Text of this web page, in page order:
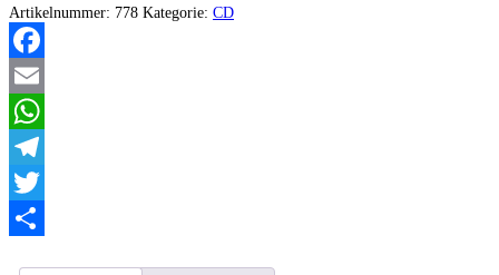
&
Unerring
Menge
Artikelnummer: 778 Kategorie: CD
Facebook
Email
WhatsApp
Telegram
Twitter